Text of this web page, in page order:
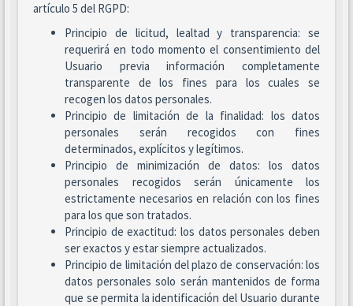
artículo 5 del RGPD:
Principio de licitud, lealtad y transparencia: se
requerirá en todo momento el consentimiento del
Usuario previa información completamente
transparente de los fines para los cuales se
recogen los datos personales.
Principio de limitación de la finalidad: los datos
personales serán recogidos con fines
determinados, explícitos y legítimos.
Principio de minimización de datos: los datos
personales recogidos serán únicamente los
estrictamente necesarios en relación con los fines
para los que son tratados.
Principio de exactitud: los datos personales deben
ser exactos y estar siempre actualizados.
Principio de limitación del plazo de conservación: los
datos personales solo serán mantenidos de forma
que se permita la identificación del Usuario durante